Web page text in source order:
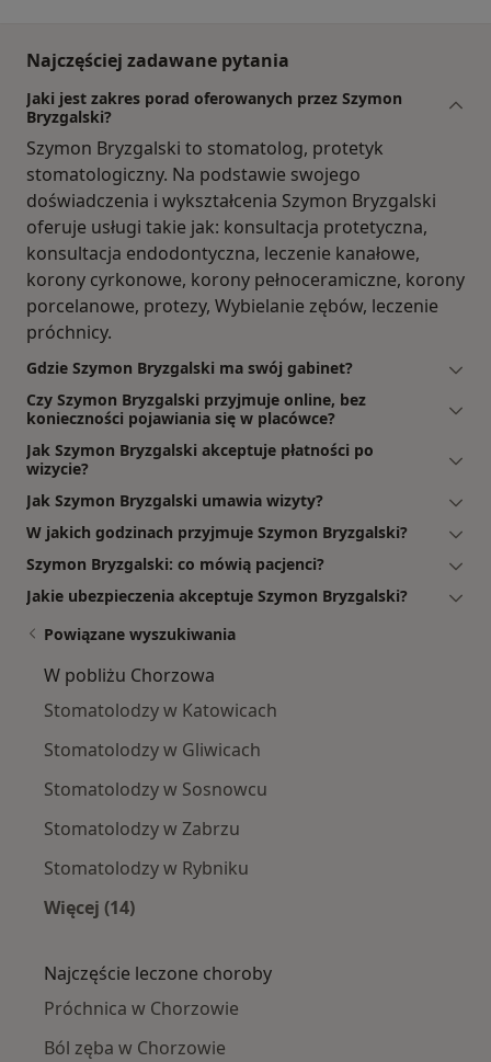
Najczęściej zadawane pytania
Jaki jest zakres porad oferowanych przez Szymon
Bryzgalski?
Szymon Bryzgalski to stomatolog, protetyk
stomatologiczny. Na podstawie swojego
doświadczenia i wykształcenia Szymon Bryzgalski
oferuje usługi takie jak: konsultacja protetyczna,
konsultacja endodontyczna, leczenie kanałowe,
korony cyrkonowe, korony pełnoceramiczne, korony
porcelanowe, protezy, Wybielanie zębów, leczenie
próchnicy.
Gdzie Szymon Bryzgalski ma swój gabinet?
Czy Szymon Bryzgalski przyjmuje online, bez
konieczności pojawiania się w placówce?
Jak Szymon Bryzgalski akceptuje płatności po
wizycie?
Jak Szymon Bryzgalski umawia wizyty?
W jakich godzinach przyjmuje Szymon Bryzgalski?
Szymon Bryzgalski: co mówią pacjenci?
Jakie ubezpieczenia akceptuje Szymon Bryzgalski?
Powiązane wyszukiwania
W pobliżu Chorzowa
Stomatolodzy w Katowicach
Stomatolodzy w Gliwicach
Stomatolodzy w Sosnowcu
Stomatolodzy w Zabrzu
Stomatolodzy w Rybniku
Więcej (14)
Najczęście leczone choroby
Próchnica w Chorzowie
Ból zęba w Chorzowie